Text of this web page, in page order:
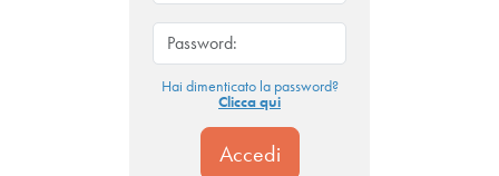
Hai dimenticato la password?
Clicca qui